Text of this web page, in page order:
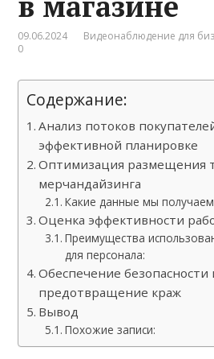
09.06.2024 Видеонаблюдение для
0
Содержание:
Анализ потоков
эффективной планировке
Оптимизация размещения
мерчандайзинга
Какие данные мы
Оценка эффективности
Преимущества
для персонала:
Обеспечение безопасности
предотвращение краж
Вывод
Похожие записи: